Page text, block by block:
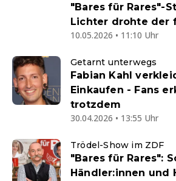
"Bares für Rares"-
Lichter drohte der
10.05.2026 • 11:10 Uhr
Getarnt unterwegs
Fabian Kahl
Einkaufen - Fans
trotzdem
30.04.2026 • 13:55 Uhr
Trödel-Show im ZDF
"Bares für Rares":
Händler:innen und